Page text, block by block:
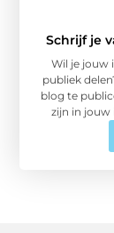
Schrijf je
Wil je jouw
publiek
blog te
zijn in jouw